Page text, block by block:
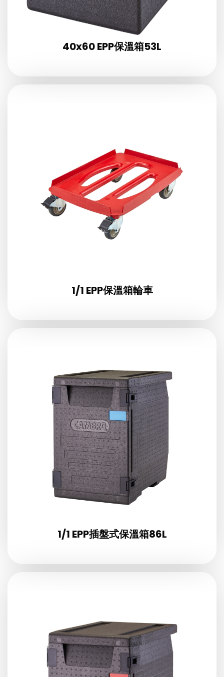
40x60 EPP保溫箱53L
1/1 EPP保溫箱輪車
1/1 EPP插盤式保溫箱86L